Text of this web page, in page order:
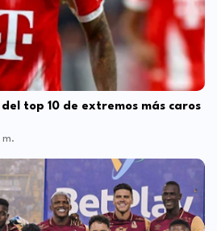
top 10 de extremos más caros